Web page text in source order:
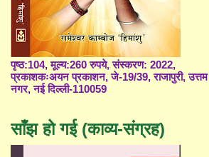
पृष्ठ:104, मूल्य:260 रुपये, संस्करण: 2022,
प्रकाशकःअयन प्रकाशन, जे-19/39, राजापुरी, उत्तम
नगर, नई दिल्ली-110059
साँझ हो गई (काव्य-संग्रह)